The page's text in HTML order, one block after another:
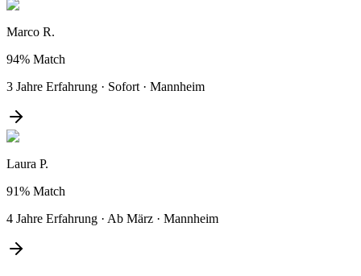
Marco R.
94% Match
3 Jahre Erfahrung · Sofort · Mannheim
Laura P.
91% Match
4 Jahre Erfahrung · Ab März · Mannheim